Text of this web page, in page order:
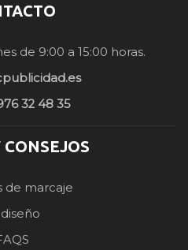
de 9:00 a 15:00 horas.
32 48 35
CONSEJOS
de marcaje